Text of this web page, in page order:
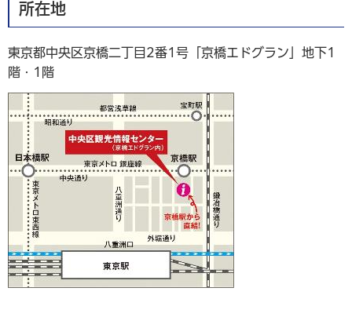
所在地
東京都中央区京橋二丁目2番1号「京橋エドグラン」地下1
階・1階